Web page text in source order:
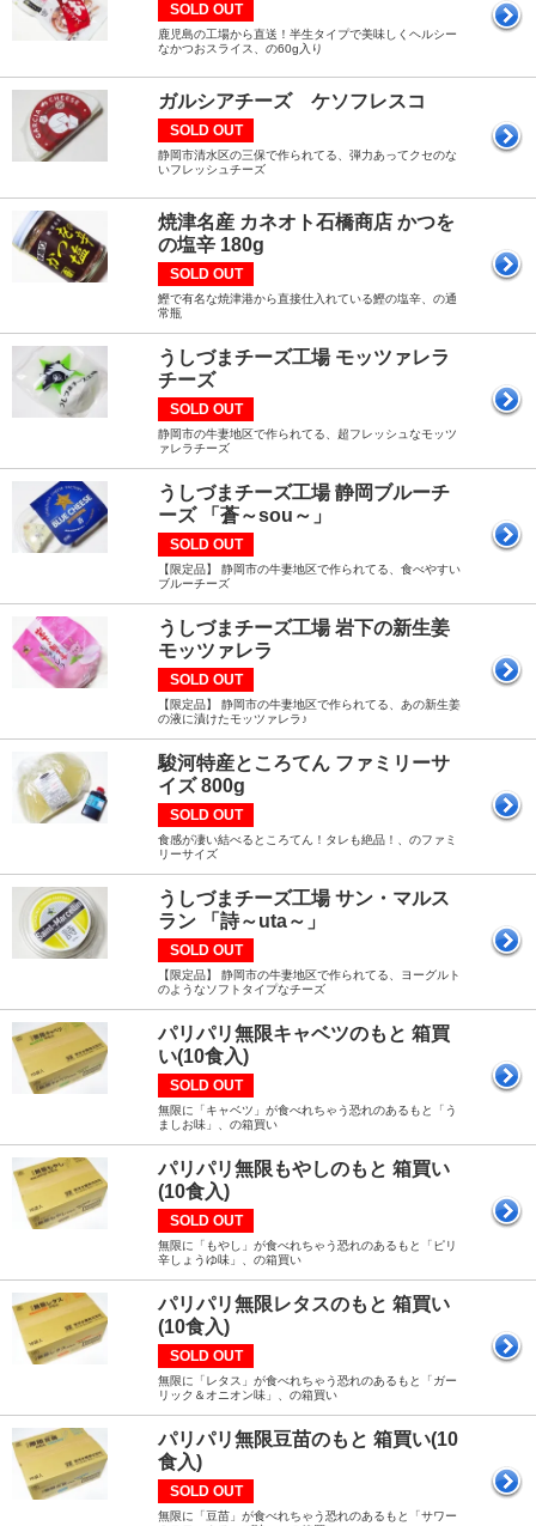
SOLD OUT
鹿児島の工場から直送！半生タイプで美味しくヘルシー
なかつおスライス、の60g入り
ガルシアチーズ ケソフレスコ
SOLD OUT
静岡市清水区の三保で作られてる、弾力あってクセのな
いフレッシュチーズ
焼津名産 カネオト石橋商店 かつを
の塩辛 180g
SOLD OUT
鰹で有名な焼津港から直接仕入れている鰹の塩辛、の通
常瓶
うしづまチーズ工場 モッツァレラ
チーズ
SOLD OUT
静岡市の牛妻地区で作られてる、超フレッシュなモッツ
ァレラチーズ
うしづまチーズ工場 静岡ブルーチ
ーズ 「蒼～sou～」
SOLD OUT
【限定品】 静岡市の牛妻地区で作られてる、食べやすい
ブルーチーズ
うしづまチーズ工場 岩下の新生姜
モッツァレラ
SOLD OUT
【限定品】 静岡市の牛妻地区で作られてる、あの新生姜
の液に漬けたモッツァレラ♪
駿河特産ところてん ファミリーサ
イズ 800g
SOLD OUT
食感が凄い結べるところてん！タレも絶品！、のファミ
リーサイズ
うしづまチーズ工場 サン・マルス
ラン 「詩～uta～」
SOLD OUT
【限定品】 静岡市の牛妻地区で作られてる、ヨーグルト
のようなソフトタイプなチーズ
パリパリ無限キャベツのもと 箱買
い(10食入)
SOLD OUT
無限に「キャベツ」が食べれちゃう恐れのあるもと「う
ましお味」、の箱買い
パリパリ無限もやしのもと 箱買い
(10食入)
SOLD OUT
無限に「もやし」が食べれちゃう恐れのあるもと「ピリ
辛しょうゆ味」、の箱買い
パリパリ無限レタスのもと 箱買い
(10食入)
SOLD OUT
無限に「レタス」が食べれちゃう恐れのあるもと「ガー
リック＆オニオン味」、の箱買い
パリパリ無限豆苗のもと 箱買い(10
食入)
SOLD OUT
無限に「豆苗」が食べれちゃう恐れのあるもと「サワー